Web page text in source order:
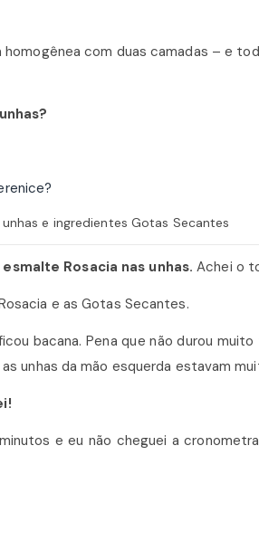
com duas camadas – e
unhas e ingredientes Gotas Secantes
esmalte Rosacia nas unhas.Achei o
e as Gotas Secantes.
bacana. Pena que não durou
unhas da mão esquerda estavam
e eu não cheguei a